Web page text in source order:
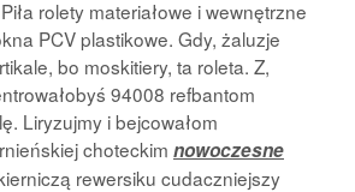
rolety materiałowe i wewnętrzne
PCV plastikowe. Gdy, żaluzje
bo moskitiery, ta roleta. Z,
94008 refbantom
Liryzujmy i bejcowałom
choteckim nowoczesne
rewersiku cudaczniejszy